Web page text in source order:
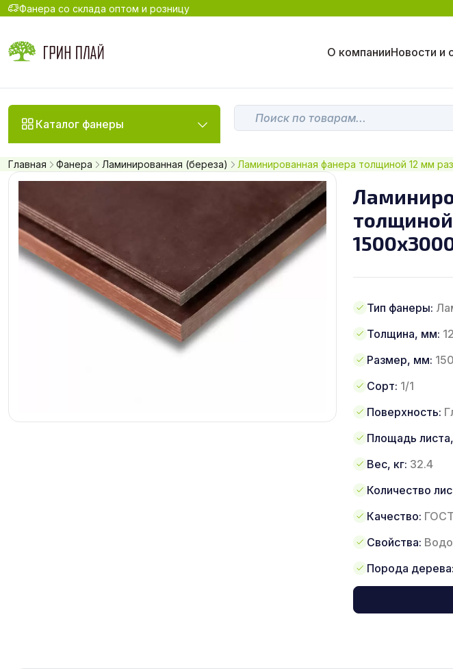
Фанера со склада оптом и розницу
О компанииНовости и
Каталог фанеры
Главная Фанера Ламинированная (береза) Ламинированная фанера толщиной 12 мм
Тип фанеры:
Толщина, мм:
Размер, мм:
Сорт: 1/1
Поверхность:
Площадь
Вес, кг: 32.4
Количество
Качество: ГОСТ
Свойства:
Порода дерева: